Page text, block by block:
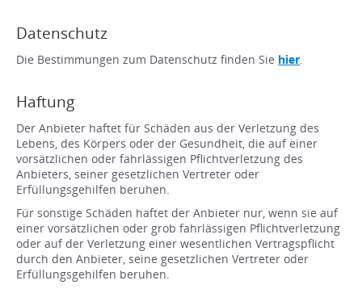
Datenschutz
Die Bestimmungen zum Datenschutz finden Sie hier.
Haftung
Der Anbieter haftet für Schäden aus der Verletzung des
Lebens, des Körpers oder der Gesundheit, die auf einer
vorsätzlichen oder fahrlässigen Pflichtverletzung des
Anbieters, seiner gesetzlichen Vertreter oder
Erfüllungsgehilfen beruhen.
Für sonstige Schäden haftet der Anbieter nur, wenn sie auf
einer vorsätzlichen oder grob fahrlässigen Pflichtverletzung
oder auf der Verletzung einer wesentlichen Vertragspflicht
durch den Anbieter, seine gesetzlichen Vertreter oder
Erfüllungsgehilfen beruhen.